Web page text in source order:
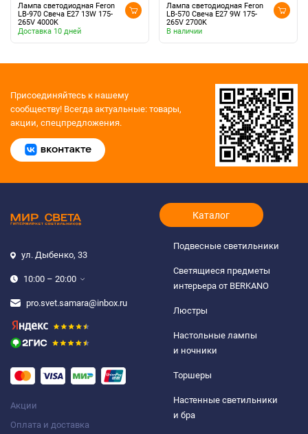
Лампа светодиодная Feron
LB-970 Свеча E27 13W 175-
265V 4000K
Доставка 10 дней
Лампа светодиодная Feron
LB-570 Свеча E27 9W 175-
265V 2700K
В наличии
Присоединяйтесь к нашему
сообществу! Всегда актуальные: товары,
акции, спецпредложения.
ул. Дыбенко, 33
10:00 – 20:00
pro.svet.samara@inbox.ru
Акции
Оплата и доставка
Каталог
Подвесные светильники
Светящиеся предметы
интерьера от BERKANO
Люстры
Настольные лампы
и ночники
Торшеры
Настенные светильники
и бра